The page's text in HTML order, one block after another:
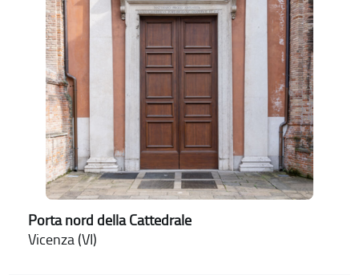
Porta nord della Cattedrale
Vicenza (VI)